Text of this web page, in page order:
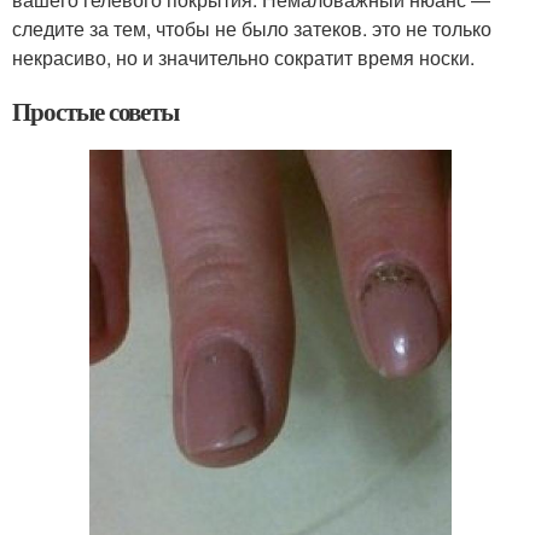
следите за тем, чтобы не было затеков. это не только
некрасиво, но и значительно сократит время носки.
Простые советы